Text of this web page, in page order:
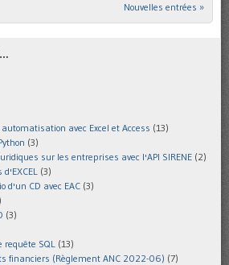
Nouvelles entrées »
avec Excel et Access (13)
(3)
sur les entreprises avec l'API SIRENE (2)
(3)
d'un CD avec EAC (3)
(3)
requête SQL (13)
financiers (Règlement ANC 2022-06) (7)